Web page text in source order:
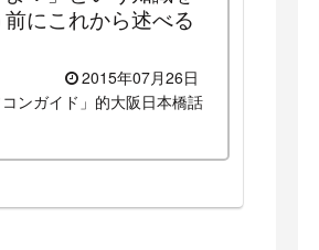
にこれから述べる
2015年07月26日
ンガイド」的大阪日本橋話